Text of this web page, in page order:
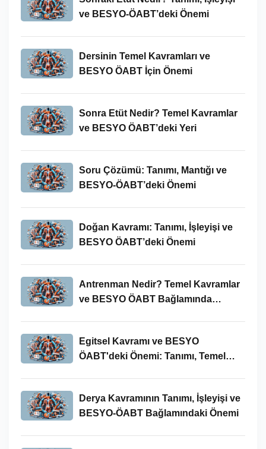
ve BESYO-ÖABT’deki Önemi
Dersinin Temel Kavramları ve
BESYO ÖABT İçin Önemi
Sonra Etüt Nedir? Temel Kavramlar
ve BESYO ÖABT’deki Yeri
Soru Çözümü: Tanımı, Mantığı ve
BESYO-ÖABT’deki Önemi
Doğan Kavramı: Tanımı, İşleyişi ve
BESYO ÖABT’deki Önemi
Antrenman Nedir? Temel Kavramlar
ve BESYO ÖABT Bağlamında
Egitsel Kavramı ve BESYO
ÖABT'deki Önemi: Tanımı, Temel
Derya Kavramının Tanımı, İşleyişi ve
BESYO-ÖABT Bağlamındaki Önemi